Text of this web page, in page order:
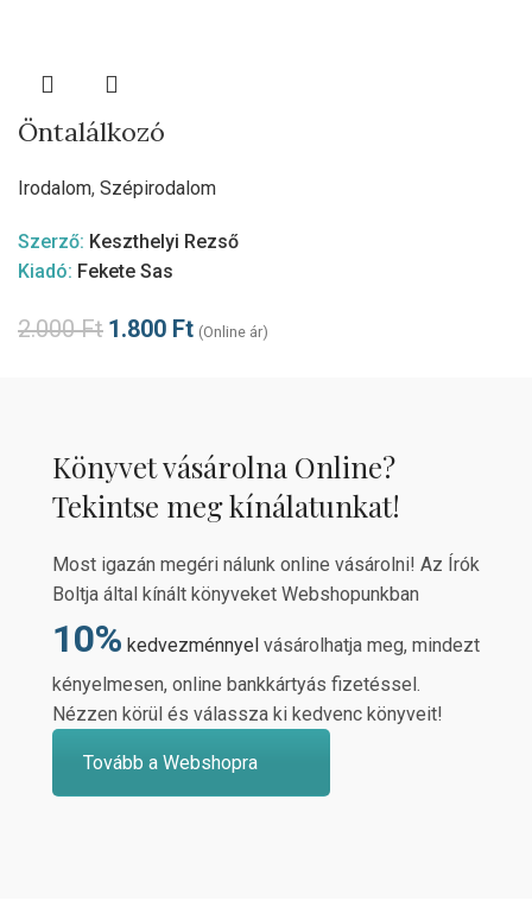
Öntalálkozó
Irodalom, Szépirodalom
Szerző: Keszthelyi Rezső
Kiadó: Fekete Sas
2.000Ft 1.800 Ft (Online ár)
Könyvet vásárolna Online?
Tekintse meg kínálatunkat!
Most igazán megéri nálunk online vásárolni! Az Írók
Boltja által kínált könyveket Webshopunkban
10% kedvezménnyel vásárolhatja meg, mindezt
kényelmesen, online bankkártyás fizetéssel.
Nézzen körül és válassza ki kedvenc könyveit!
Tovább a Webshopra